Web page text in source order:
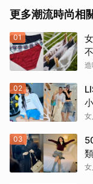
更多潮流時尚相
01
造
02
03